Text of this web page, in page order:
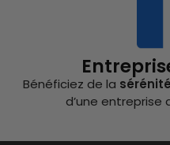
Bénéficiez de la sérénité
d’une entreprise